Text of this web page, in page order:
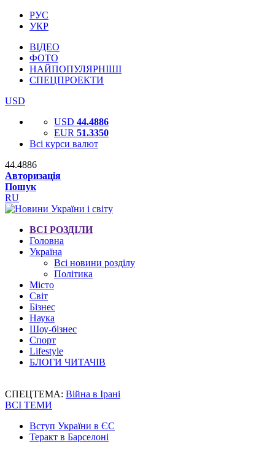
РУС
УКР
ВІДЕО
ФОТО
НАЙПОПУЛЯРНІШІ
СПЕЦПРОЕКТИ
USD
USD 44.4886
EUR 51.3350
Всі курси валют
44.4886
Авторизація
Пошук
RU
ВСІ РОЗДІЛИ
Головна
Україна
Всі новини розділу
Політика
Місто
Світ
Бізнес
Наука
Шоу-бізнес
Спорт
Lifestyle
БЛОГИ ЧИТАЧІВ
СПЕЦТЕМА: Війна в Ірані
ВСІ ТЕМИ
Вступ України в ЄС
Теракт в Барселоні